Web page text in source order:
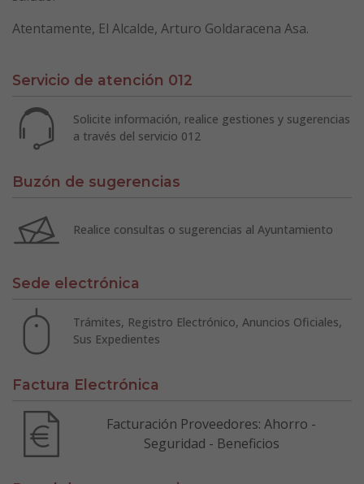
Atentamente, El Alcalde, Arturo Goldaracena Asa.
Servicio de atención 012
Solicite información, realice gestiones y sugerencias
a través del servicio 012
Buzón de sugerencias
Realice consultas o sugerencias al Ayuntamiento
Sede electrónica
Trámites, Registro Electrónico, Anuncios Oficiales,
Sus Expedientes
Factura Electrónica
Facturación Proveedores: Ahorro -
Seguridad - Beneficios